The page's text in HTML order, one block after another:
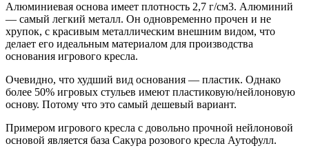
Алюминиевая основа имеет плотность 2,7 г/см3. Алюминий
— самый легкий металл. Он одновременно прочен и не
хрупок, с красивым металлическим внешним видом, что
делает его идеальным материалом для производства
основания игрового кресла.
Очевидно, что худший вид основания — пластик. Однако
более 50% игровых стульев имеют пластиковую/нейлоновую
основу. Потому что это самый дешевый вариант.
Примером игрового кресла с довольно прочной нейлоновой
основой является база Сакура розового кресла Аутофулл.